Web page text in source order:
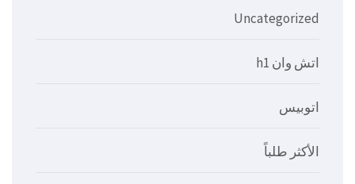
Uncategorized
اتش وان h1
اتوبيس
الأكثر طلباً